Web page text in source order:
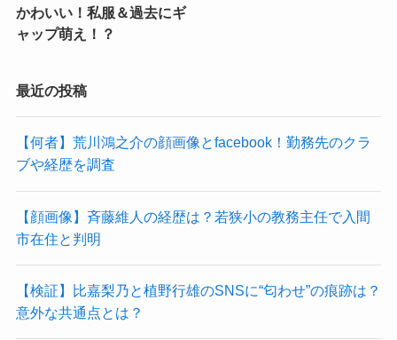
かわいい！私服＆過去にギ
ャップ萌え！？
最近の投稿
【何者】荒川鴻之介の顔画像とfacebook！勤務先のクラ
ブや経歴を調査
【顔画像】斉藤維人の経歴は？若狭小の教務主任で入間
市在住と判明
【検証】比嘉梨乃と植野行雄のSNSに“匂わせ”の痕跡は？
意外な共通点とは？